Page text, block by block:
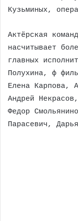
Кузьминых,
Актёрская
насчитывает
главных
Полухина, ф
Елена Карпова,
Андрей
Федор
Парасевич,